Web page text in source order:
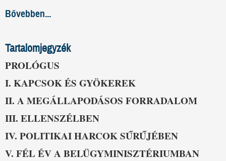
Bővebben...
Tartalomjegyzék
PROLÓGUS
I. KAPCSOK ÉS GYÖKEREK
II. A MEGÁLLAPODÁSOS FORRADALOM
III. ELLENSZÉLBEN
IV. POLITIKAI HARCOK SŰRŰJÉBEN
V. FÉL ÉV A BELÜGYMINISZTÉRIUMBAN